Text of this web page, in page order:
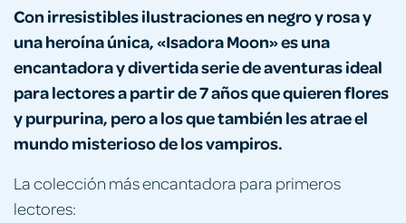
Con irresistibles ilustraciones en negro y rosa y
una heroína única, «Isadora Moon» es una
encantadora y divertida serie de aventuras ideal
para lectores a partir de 7 años que quieren flores
y purpurina, pero a los que también les atrae el
mundo misterioso de los vampiros.
La colección más encantadora para primeros
lectores: